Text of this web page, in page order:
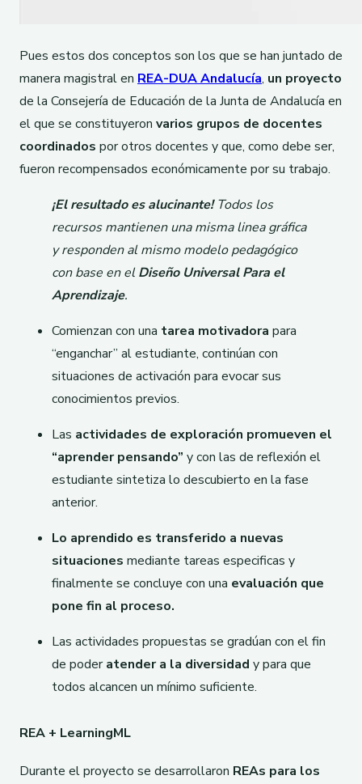
Pues estos dos conceptos son los que se han juntado de
manera magistral en REA-DUA Andalucía, un proyecto
de la Consejería de Educación de la Junta de Andalucía en
el que se constituyeron varios grupos de docentes
coordinados por otros docentes y que, como debe ser,
fueron recompensados económicamente por su trabajo.
¡El resultado es alucinante!Todos los
recursos mantienen una misma linea gráfica
y responden al mismo modelo pedagógico
con base en elDiseño Universal Para el
Aprendizaje.
Comienzan con una tarea motivadora para
“enganchar” al estudiante, continúan con
situaciones de activación para evocar sus
conocimientos previos.
Las actividades de exploración promueven el
“aprender pensando” y con las de reflexión el
estudiante sintetiza lo descubierto en la fase
anterior.
Lo aprendido es transferido a nuevas
situaciones mediante tareas especificas y
finalmente se concluye con una evaluación que
pone fin al proceso.
Las actividades propuestas se gradúan con el fin
de poderatender a la diversidad y para que
todos alcancen un mínimo suficiente.
REA + LearningML
Durante el proyecto se desarrollaron REAs para los